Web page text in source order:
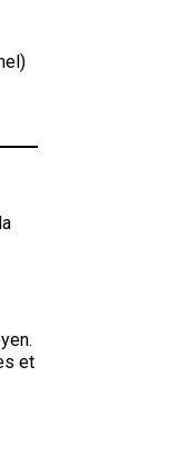
et